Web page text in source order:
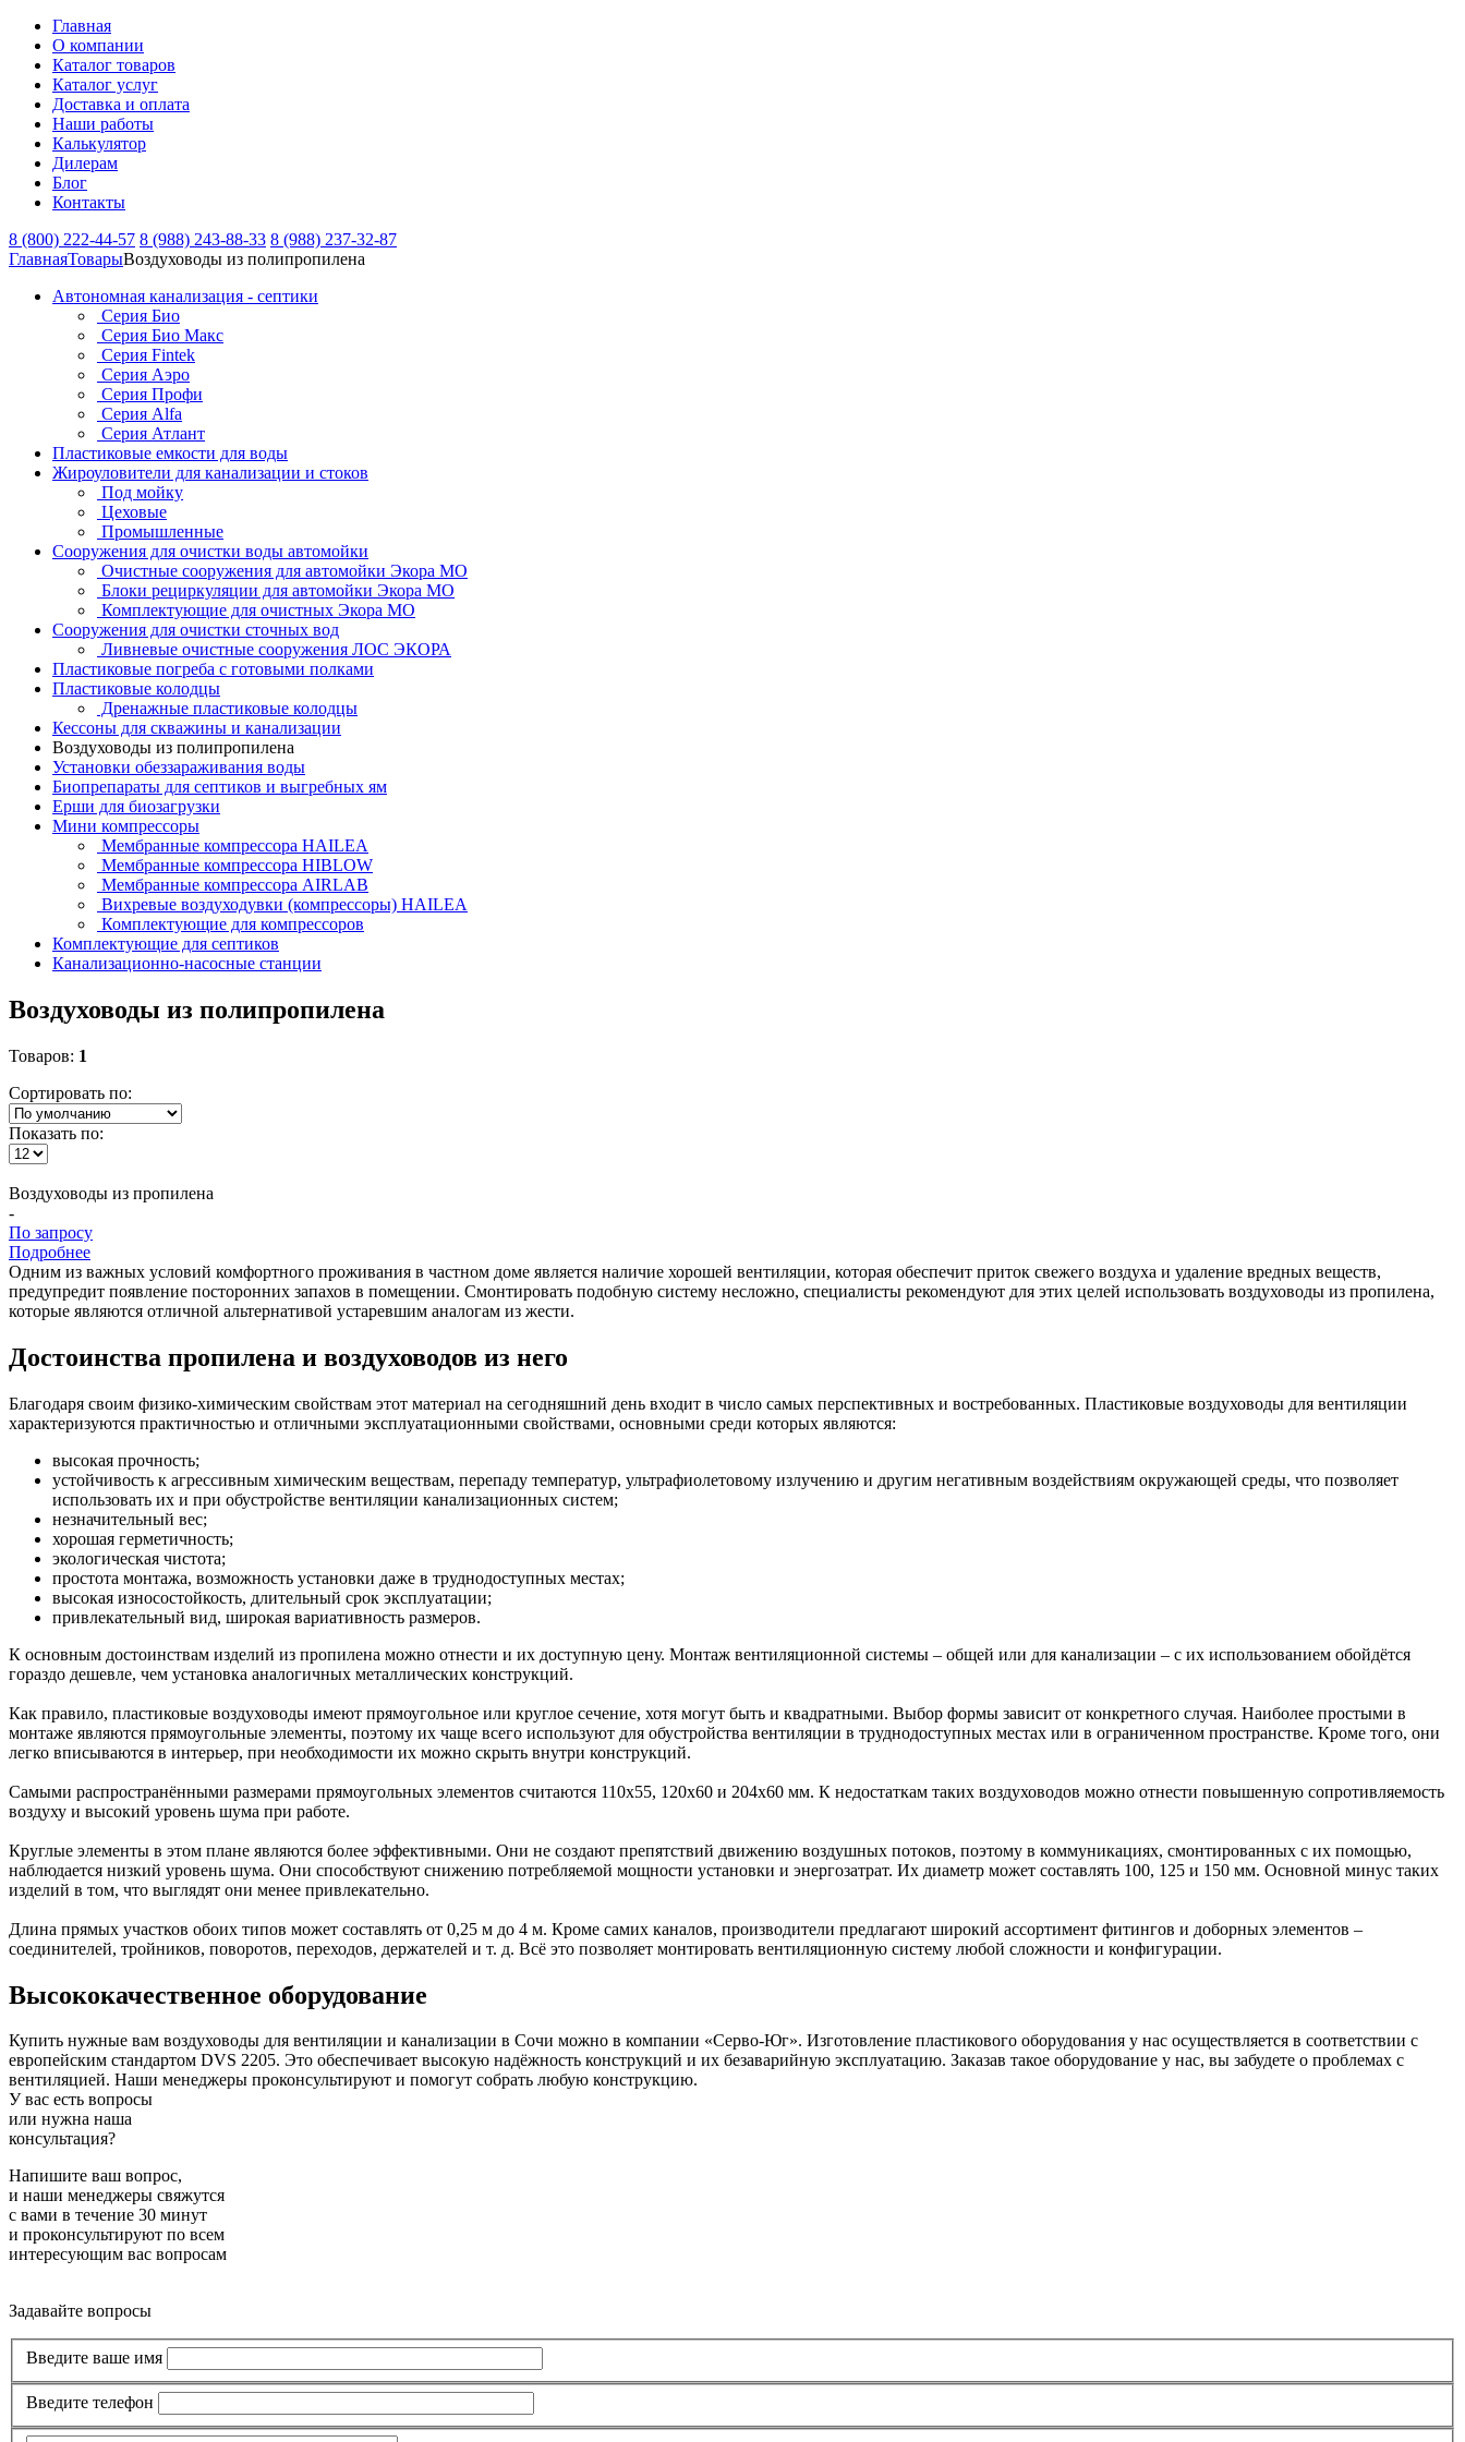
Главная
О компании
Каталог товаров
Каталог услуг
Доставка и оплата
Наши работы
Калькулятор
Дилерам
Блог
Контакты
8 (800) 222-44-57 8 (988) 243-88-33 8 (988) 237-32-87
ГлавнаяТоварыВоздуховоды из полипропилена
Автономная канализация - септики
Серия Био
Серия Био Макс
Серия Fintek
Серия Аэро
Серия Профи
Серия Alfa
Серия Атлант
Пластиковые емкости для воды
Жироуловители для канализации и стоков
Под мойку
Цеховые
Промышленные
Сооружения для очистки воды автомойки
Очистные сооружения для автомойки Экора МО
Блоки рециркуляции для автомойки Экора МО
Комплектующие для очистных Экора МО
Сооружения для очистки сточных вод
Ливневые очистные сооружения ЛОС ЭКОРА
Пластиковые погреба с готовыми полками
Пластиковые колодцы
Дренажные пластиковые колодцы
Кессоны для скважины и канализации
Воздуховоды из полипропилена
Установки обеззараживания воды
Биопрепараты для септиков и выгребных ям
Ерши для биозагрузки
Мини компрессоры
Мембранные компрессора HAILEA
Мембранные компрессора HIBLOW
Мембранные компрессора AIRLAB
Вихревые воздуходувки (компрессоры) HAILEA
Комплектующие для компрессоров
Комплектующие для септиков
Канализационно-насосные станции
Воздуховоды из полипропилена
Товаров: 1
Сортировать по:
Показать по:
Воздуховоды из пропилена
-
По запросу
Подробнее
Одним из важных условий комфортного проживания в частном доме является наличие хорошей вентиляции, которая обеспечит приток свежего воздуха и удаление вредных веществ,
предупредит появление посторонних запахов в помещении. Смонтировать подобную систему несложно, специалисты рекомендуют для этих целей использовать воздуховоды из пропилена,
которые являются отличной альтернативой устаревшим аналогам из жести.
Достоинства пропилена и воздуховодов из него
Благодаря своим физико-химическим свойствам этот материал на сегодняшний день входит в число самых перспективных и востребованных. Пластиковые воздуховоды для вентиляции
характеризуются практичностью и отличными эксплуатационными свойствами, основными среди которых являются:
высокая прочность;
устойчивость к агрессивным химическим веществам, перепаду температур, ультрафиолетовому излучению и другим негативным воздействиям окружающей среды, что позволяет
использовать их и при обустройстве вентиляции канализационных систем;
незначительный вес;
хорошая герметичность;
экологическая чистота;
простота монтажа, возможность установки даже в труднодоступных местах;
высокая износостойкость, длительный срок эксплуатации;
привлекательный вид, широкая вариативность размеров.
К основным достоинствам изделий из пропилена можно отнести и их доступную цену. Монтаж вентиляционной системы – общей или для канализации – с их использованием обойдётся
гораздо дешевле, чем установка аналогичных металлических конструкций.
Как правило, пластиковые воздуховоды имеют прямоугольное или круглое сечение, хотя могут быть и квадратными. Выбор формы зависит от конкретного случая. Наиболее простыми в
монтаже являются прямоугольные элементы, поэтому их чаще всего используют для обустройства вентиляции в труднодоступных местах или в ограниченном пространстве. Кроме того, они
легко вписываются в интерьер, при необходимости их можно скрыть внутри конструкций.
Самыми распространёнными размерами прямоугольных элементов считаются 110х55, 120х60 и 204х60 мм. К недостаткам таких воздуховодов можно отнести повышенную сопротивляемость
воздуху и высокий уровень шума при работе.
Круглые элементы в этом плане являются более эффективными. Они не создают препятствий движению воздушных потоков, поэтому в коммуникациях, смонтированных с их помощью,
наблюдается низкий уровень шума. Они способствуют снижению потребляемой мощности установки и энергозатрат. Их диаметр может составлять 100, 125 и 150 мм. Основной минус таких
изделий в том, что выглядят они менее привлекательно.
Длина прямых участков обоих типов может составлять от 0,25 м до 4 м. Кроме самих каналов, производители предлагают широкий ассортимент фитингов и доборных элементов –
соединителей, тройников, поворотов, переходов, держателей и т. д. Всё это позволяет монтировать вентиляционную систему любой сложности и конфигурации.
Высококачественное оборудование
Купить нужные вам воздуховоды для вентиляции и канализации в Сочи можно в компании «Серво-Юг». Изготовление пластикового оборудования у нас осуществляется в соответствии с
европейским стандартом DVS 2205. Это обеспечивает высокую надёжность конструкций и их безаварийную эксплуатацию. Заказав такое оборудование у нас, вы забудете о проблемах с
вентиляцией. Наши менеджеры проконсультируют и помогут собрать любую конструкцию.
У вас есть вопросы
или нужна наша
консультация?
Напишите ваш вопрос,
и наши менеджеры свяжутся
с вами в течение 30 минут
и проконсультируют по всем
интересующим вас вопросам
Задавайте вопросы
Введите ваше имя
Введите телефон